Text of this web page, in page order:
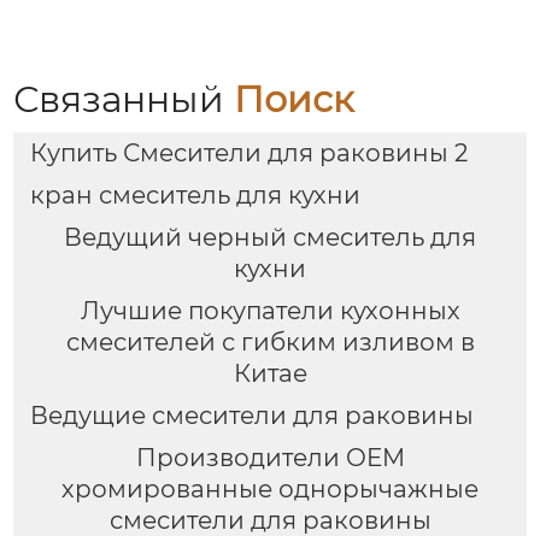
Связанный Поиск
Купить Смесители для раковины 2
кран смеситель для кухни
Ведущий черный смеситель для
кухни
Лучшие покупатели кухонных
смесителей с гибким изливом в
Китае
Ведущие смесители для раковины
Производители OEM
хромированные однорычажные
смесители для раковины